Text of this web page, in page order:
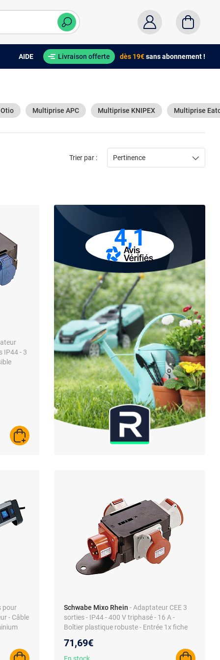
AIDE Livraison offerte dès 19€sans abonnement !
Multiprise APC Multiprise KNIPEX Multiprise
Trier par : Pertinence
IP44 - 3
AJOUTER AU PANIER
4,1
pour
- Câble
Schwabe Mixo Rhein - Adaptateur CEE 3
sorties - IP44 - 400 V triphasé - 16 A -
Boîtier plastique robuste - Entrée 1x fiche
71,69€